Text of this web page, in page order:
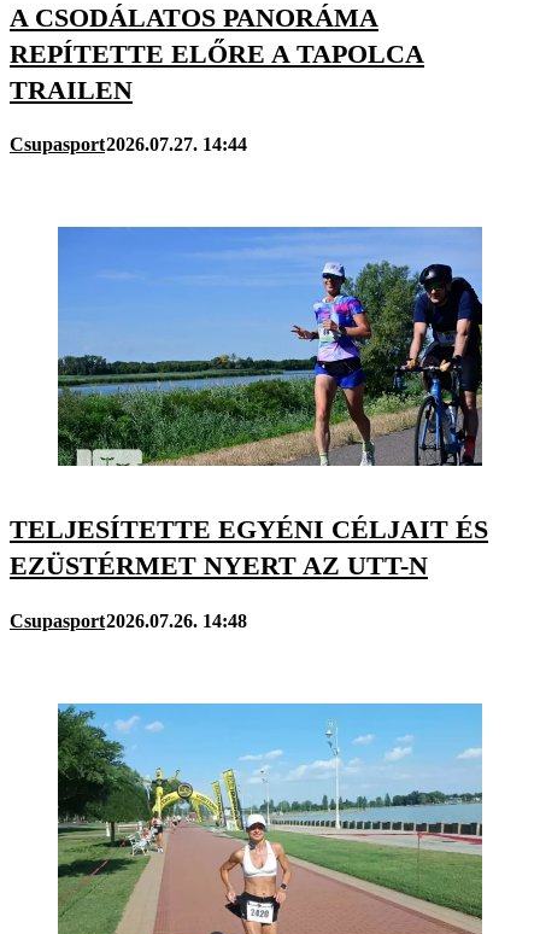
A CSODÁLATOS PANORÁMA
REPÍTETTE ELŐRE A TAPOLCA
TRAILEN
Csupasport2026.07.27. 14:44
TELJESÍTETTE EGYÉNI CÉLJAIT ÉS
EZÜSTÉRMET NYERT AZ UTT-N
Csupasport2026.07.26. 14:48